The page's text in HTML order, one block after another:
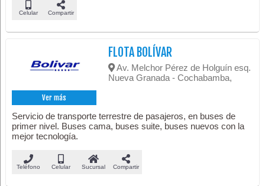
Celular Compartir
Ver más
FLOTA BOLÍVAR
Av. Melchor Pérez de Holguín esq.
Nueva Granada - Cochabamba,
Servicio de transporte terrestre de pasajeros, en buses de
primer nivel. Buses cama, buses suite, buses nuevos con la
mejor tecnología.
Teléfono Celular Sucursal Compartir